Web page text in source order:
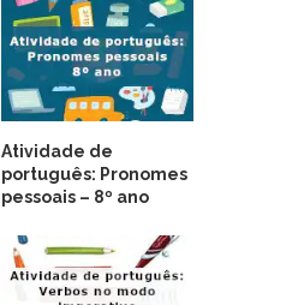
Atividade de
português: Pronomes
pessoais – 8º ano